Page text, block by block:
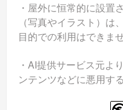
・屋外に恒常的に設置
（写真やイラスト）は
目的での利用はできませ
・AI提供サービス元よ
ンテンツなどに悪用す